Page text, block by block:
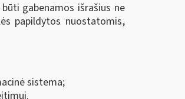
gabenamos išrašius ne
papildytos nuostatomis,
sistema;